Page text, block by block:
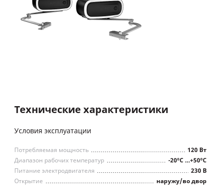
Технические характеристики
Условия эксплуатации
120 Вт
Потребляемая мощность
-20ºС …+50ºС
Диапазон рабочих температур
230 В
Питание электродвигателя
наружу/во двор
Открытие